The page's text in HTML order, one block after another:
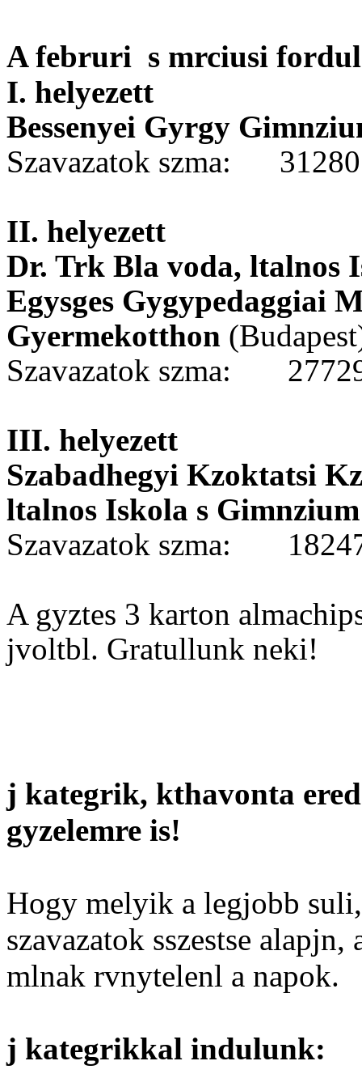
A februri s mrciusi fordul
I. helyezett
Bessenyei Gyrgy
Szavazatok szma:
II. helyezett
Dr. Trk Bla voda, ltalnos
Egysges Gygypedaggiai
Gyermekotthon
Szavazatok szma:
III. helyezett
Szabadhegyi Kzoktatsi
ltalnos Iskola s Gimnzium
Szavazatok szma:
A gyztes 3 karton
jvoltbl. Gratullunk neki!
j kategrik, kthavonta
gyzelemre is!
Hogy melyik a legjobb
szavazatok sszestse
mlnak rvnytelenl a napok.
j kategrikkal indulunk: